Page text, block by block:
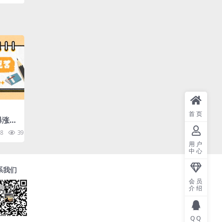
粉
打 39.2K
我们
首页
用户
中心
会员
介绍
QQ